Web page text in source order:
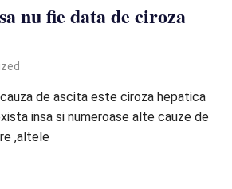
nu fie data de ciroza
de ascita este ciroza hepatica
insa si numeroase alte cauze de
,altele